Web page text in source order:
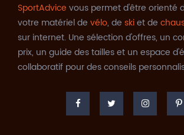
SportAdvice vous permet d'être orienté
votre matériel de vélo, de skiet de
sur internet. Une sélection d'offres, un
prix, un guide des tailles et un espace
collaboratif pour des conseils